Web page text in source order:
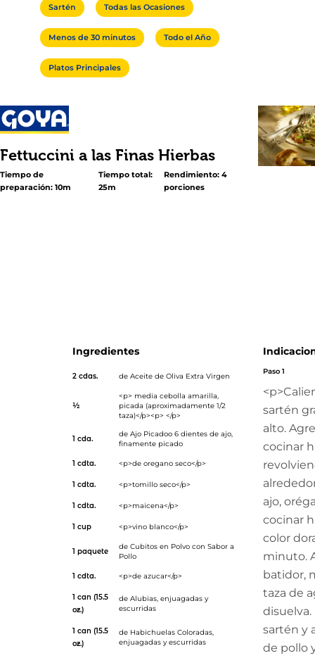
Sartén Todas las Ocasiones
Menos de 30 minutos Todo el Año
Platos Principales
Fettuccini a las Finas Hierbas
Tiempo de
preparación: 10m
Tiempo total:
25m
Rendimiento: 4
porciones
Ingredientes
2 cdas. de Aceite de Oliva Extra Virgen
½
<p> media cebolla amarilla,
picada (aproximadamente 1/2
taza)</p><p> </p>
1 cda.
de Ajo Picadoo 6 dientes de ajo,
finamente picado
1 cdta. <p>de oregano seco</p>
1 cdta. <p>tomillo seco</p>
1 cdta. <p>maicena</p>
1 cup <p>vino blanco</p>
1 paquete
de Cubitos en Polvo con Sabor a
Pollo
1 cdta. <p>de azucar</p>
1 can (15.5
oz.)
de Alubias, enjuagadas y
escurridas
1 can (15.5
oz.)
de Habichuelas Coloradas,
enjuagadas y escurridas
Paso 1
sartén
alto.
cocinar
ajo,
cocinar
color
minuto.
batidor,
taza de
disuelva.
sartén y
de pollo